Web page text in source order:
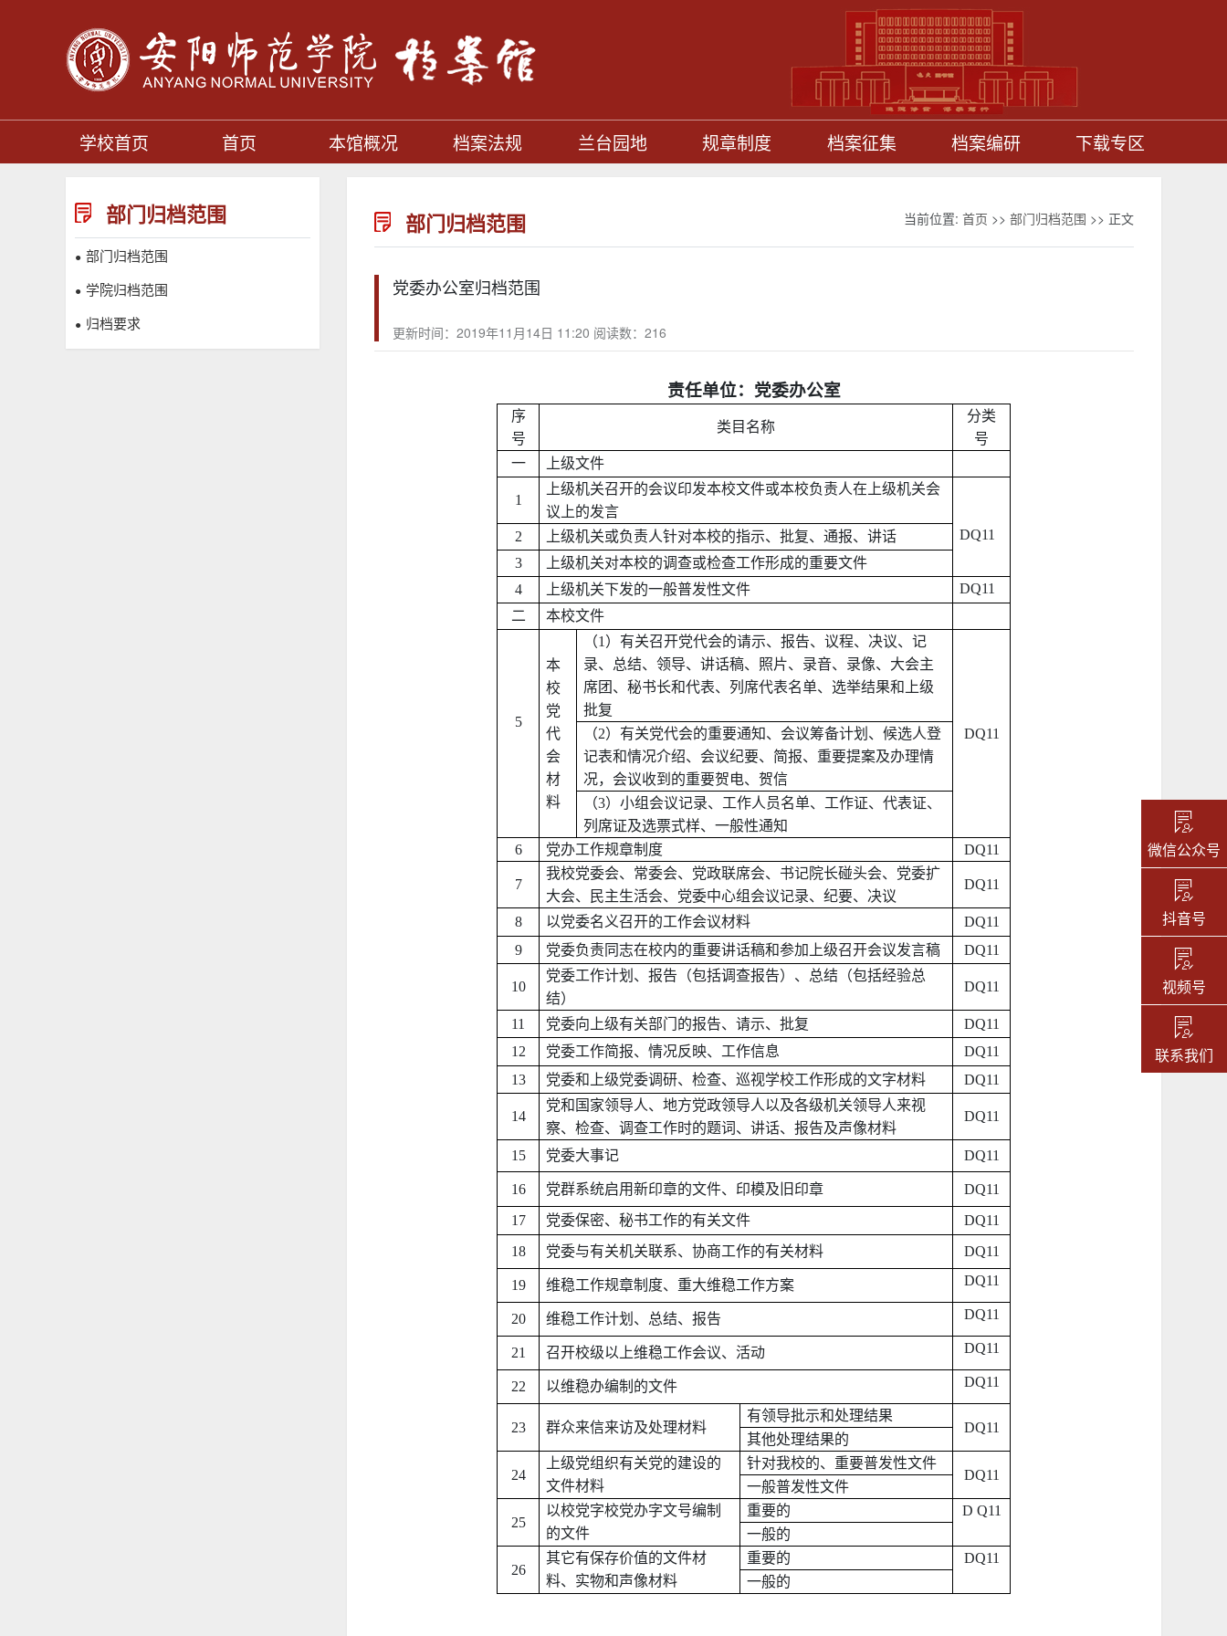
学校首页 首页 本馆概况 档案法规 兰台园地 规章制度 档案征集 档案编研 下载专区
部门归档范围
● 部门归档范围
● 学院归档范围
● 归档要求
部门归档范围 当前位置: 首页 >> 部门归档范围 >> 正文
党委办公室归档范围
更新时间：2019年11月14日 11:20 阅读数： 216
责任单位：党委办公室
序
号
类目名称
分类
号
一
上级文件
1
上级机关召开的会议印发本校文件或本校负责人在上级机关会
议上的发言
DQ11
2
上级机关或负责人针对本校的指示、批复、通报、讲话
3
上级机关对本校的调查或检查工作形成的重要文件
4
上级机关下发的一般普发性文件
DQ11
二
本校文件
5
本
校
党
代
会
材
料
（1 ）有关召开党代会的请示、报告、议程、决议、记
录、总结、领导、讲话稿、照片、录音、录像、大会主
席团、秘书长和代表、列席代表名单、选举结果和上级
批复
DQ11
（2）有关党代会的重要通知、会议筹备计划、候选人登
记表和情况介绍、会议纪要、简报、重要提案及办理情
况，会议收到的重要贺电、贺信
（3）小组会议记录、工作人员名单、工作证、代表证、
列席证及选票式样、一般性通知
6
党办工作规章制度 DQ11
7
我校党委会、常委会、党政联席会、书记院长碰头会、党委扩
大会、民主生活会、党委中心组会议记录、纪要、决议
DQ11
8 以党委名义召开的工作会议材料
DQ11
9
党委负责同志在校内的重要讲话稿和参加上级召开会议发言稿 DQ11
10
党委工作计划、报告（包括调查报告）、总结（包括经验总
结）
DQ11
11 党委向上级有关部门的报告、请示、批复
DQ11
12
党委工作简报、情况反映、工作信息
DQ11
13
党委和上级党委调研、检查、巡视学校工作形成的文字材料 DQ11
14
党和国家领导人、地方党政领导人以及各级机关领导人来视
察、检查、调查工作时的题词、讲话、报告及声像材料
DQ11
15 党委大事记 DQ11
16 党群系统启用新印章的文件、印模及旧印章
DQ11
17
党委保密、秘书工作的有关文件
DQ11
18
党委与有关机关联系、协商工作的有关材料 DQ11
19 维稳工作规章制度、重大维稳工作方案 DQ11
20 维稳工作计划、总结、报告 DQ11
21 召开校级以上维稳工作会议、活动 DQ11
22 以维稳办编制的文件 DQ11
23 群众来信来访及处理材料
有领导批示和处理结果
DQ11
其他处理结果的
24
上级党组织有关党的建设的
文件材料
针对我校的、重要普发性文件
DQ11
一般普发性文件
25
以校党字校党办字文号编制
的文件
重要的
D Q11
一般的
26
其它有保存价值的文件材
料、实物和声像材料
重要的
DQ11
一般的
微信公众号
抖音号
视频号
联系我们